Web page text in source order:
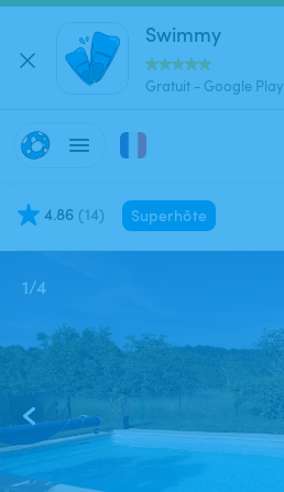
Swimmy
Gratuit - Google Play
4.86 (14) Superhôte
1/4